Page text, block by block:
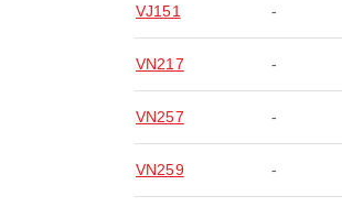
VJ151 -
VN217 -
VN257 -
VN259 -